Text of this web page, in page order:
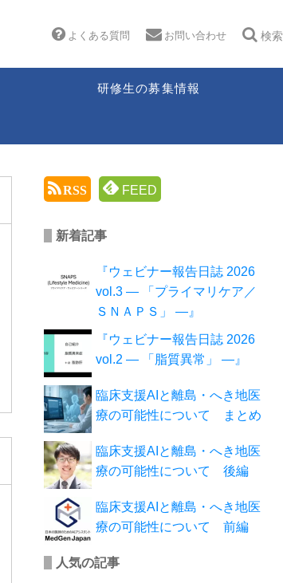
よくある質問 お問い合わせ 検索
研修生の募集情報
RSS FEED
新着記事
『ウェビナー報告日誌 2026
vol.3 ― 「プライマリケア／
ＳＮＡＰＳ」 ―』
『ウェビナー報告日誌 2026
vol.2 ― 「脂質異常」 ―』
臨床支援AIと離島・へき地医
療の可能性について まとめ
臨床支援AIと離島・へき地医
療の可能性について 後編
臨床支援AIと離島・へき地医
療の可能性について 前編
人気の記事